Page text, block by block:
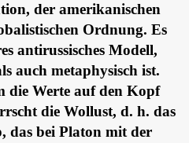
der amerikanischen
Ordnung. Es
antirussisches Modell,
auch metaphysisch ist.
die Werte auf den Kopf
die Wollust, d. h. das
das bei Platon mit der